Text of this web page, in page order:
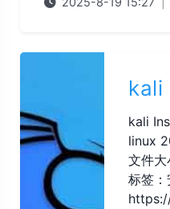
kali
kali
linux
文件
标签